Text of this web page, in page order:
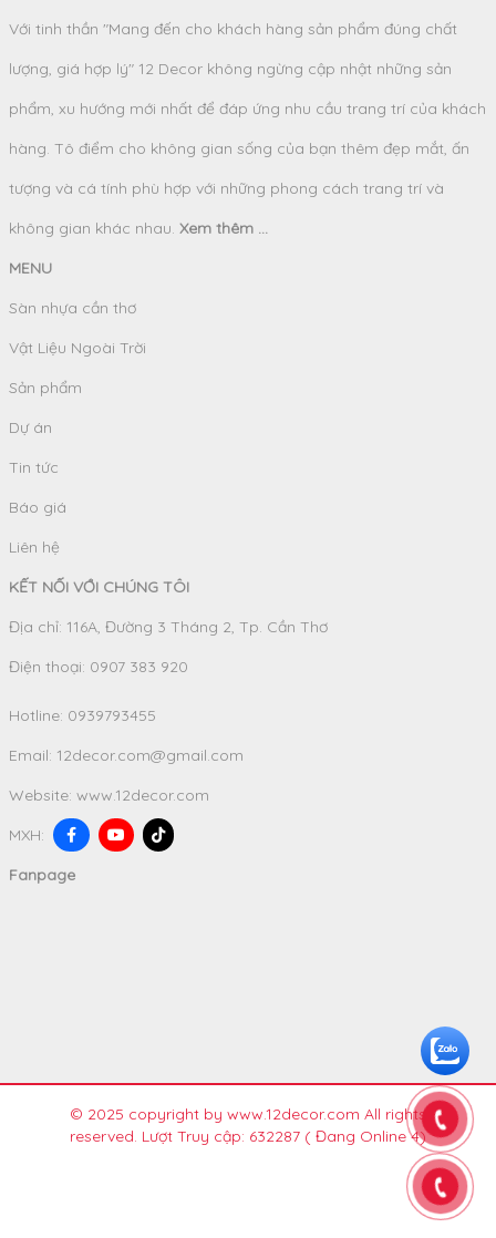
Với tinh thần "Mang đến cho khách hàng sản phẩm đúng chất
lượng, giá hợp lý" 12 Decor không ngừng cập nhật những sản
phẩm, xu hướng mới nhất để đáp ứng nhu cầu trang trí của khách
hàng. Tô điểm cho không gian sống của bạn thêm đẹp mắt, ấn
tượng và cá tính phù hợp với những phong cách trang trí và
không gian khác nhau. Xem thêm ...
MENU
Sàn nhựa cần thơ
Vật Liệu Ngoài Trời
Sản phẩm
Dự án
Tin tức
Báo giá
Liên hệ
KẾT NỐI VỚI CHÚNG TÔI
Địa chỉ: 116A, Đường 3 Tháng 2, Tp. Cần Thơ
Điện thoại: 0907 383 920
Hotline: 0939793455
Email: 12decor.com@gmail.com
Website: www.12decor.com
MXH:
Fanpage
© 2025 copyright by www.12decor.com All rights
reserved. Lượt Truy cập: 632287 ( Đang Online 4)